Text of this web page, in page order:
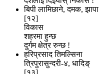
बिपी लामिछाने, दमक, झापा
[१२]
विकास
शहरमा हुन्छ
दुर्गम क्षेत्र रुन्छ !
हरिप्रसाद तिमल्सिना
त्रिपुरासुन्दरी-४, धादिङ्
[१३]